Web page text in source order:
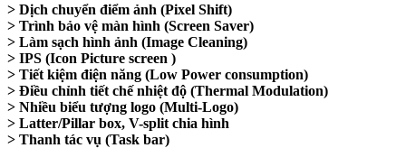
> Dịch chuyển điểm ảnh (Pixel Shift)
> Trình bảo vệ màn hình (Screen Saver)
> Làm sạch hình ảnh (Image Cleaning)
> IPS (Icon Picture screen )
> Tiết kiệm điện năng (Low Power consumption)
> Điều chỉnh tiết chế nhiệt độ (Thermal Modulation)
> Nhiều biểu tượng logo (Multi-Logo)
> Latter/Pillar box, V-split chia hình
> Thanh tác vụ (Task bar)